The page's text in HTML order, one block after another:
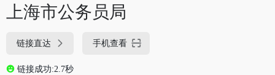
上海市公务员局
链接直达 手机查看
链接成功:2.7秒